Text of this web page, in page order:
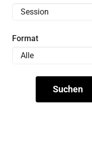
Format
Suchen